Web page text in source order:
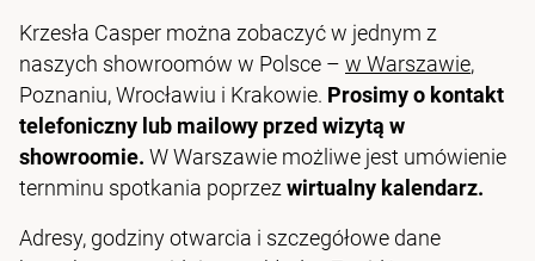
Krzesła Casper można zobaczyć w jednym z
naszych showroomów w Polsce – w Warszawie,
Poznaniu, Wrocławiu i Krakowie. Prosimy o kontakt
telefoniczny lub mailowy przed wizytą w
showroomie. W Warszawie możliwe jest umówienie
ternminu spotkania poprzez wirtualny kalendarz.
Adresy, godziny otwarcia i szczegółowe dane